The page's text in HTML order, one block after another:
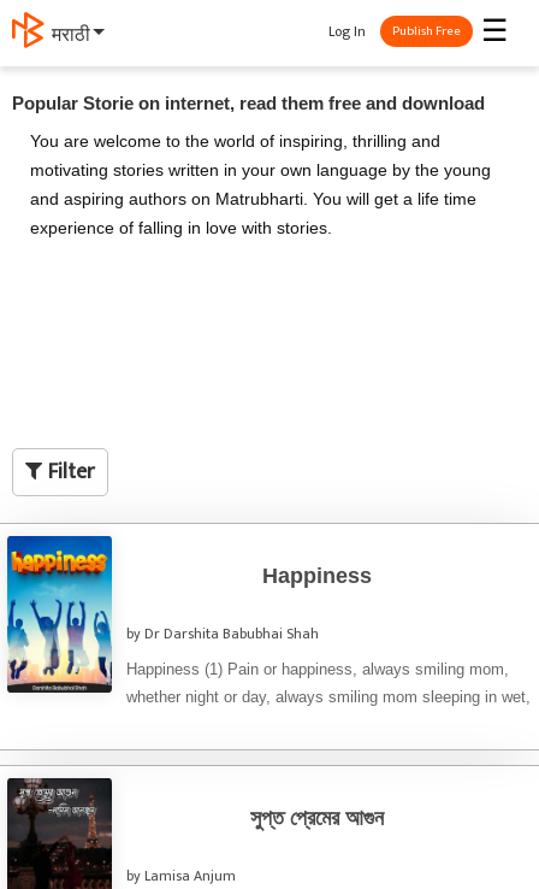
मराठी ☰
Log In Publish Free
Popular Storie on internet, read them free and download
You are welcome to the world of inspiring, thrilling and
motivating stories written in your own language by the young
and aspiring authors on Matrubharti. You will get a life time
experience of falling in love with stories.
Filter
Happiness
by Dr Darshita Babubhai Shah
Happiness (1) Pain or happiness, always smiling mom,
whether night or day, always smiling mom sleeping in wet,
সুপ্ত প্রেমের আগুন
by Lamisa Anjum